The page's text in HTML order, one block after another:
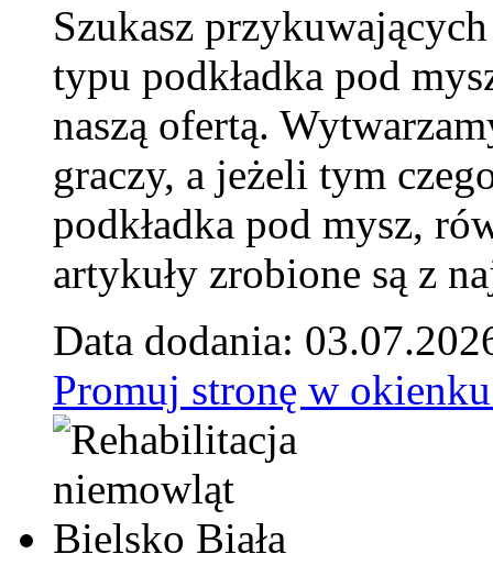
Szukasz
typu podkładka pod
naszą ofertą.
graczy, a jeżeli tym
podkładka pod mysz,
artykuły zrobione są z
Data dodania:
Promuj stronę w